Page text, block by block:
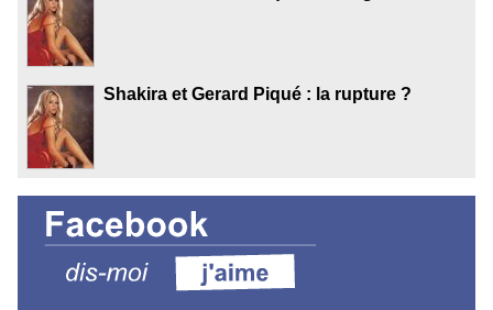
Shakira et Gerard Piqué : la rupture ?